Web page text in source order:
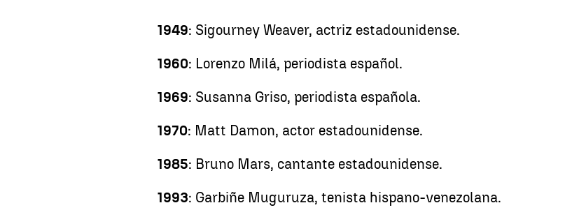
1949: Sigourney Weaver, actriz estadounidense.
1960: Lorenzo Milá, periodista español.
1969: Susanna Griso, periodista española.
1970: Matt Damon, actor estadounidense.
1985: Bruno Mars, cantante estadounidense.
1993: Garbiñe Muguruza, tenista hispano-venezolana.